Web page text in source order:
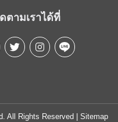
ตามเราได้ที่
All Rights Reserved | Sitemap